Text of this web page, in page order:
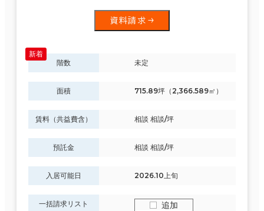
資料請求
階数 未定
面積 715.89坪（2,366.589㎡）
賃料（共益費含） 相談 相談/坪
預託金 相談 相談/坪
入居可能日 2026.10上旬
一括請求リスト 追加